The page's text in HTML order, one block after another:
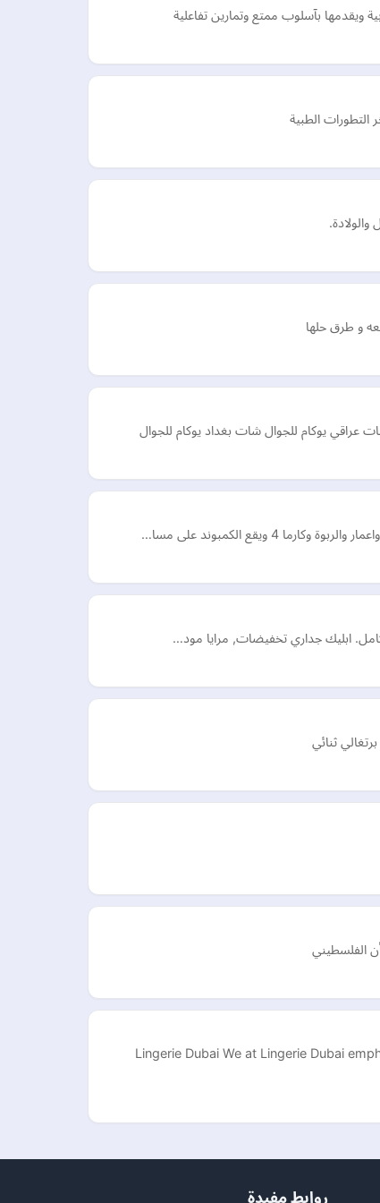
ويقدمها بآسلوب ممتع وتمارين تفاعلية
الطبية
و طرق حلها
عراقي يوكام للجوال شات بغداد يوكام للجوال
الكمبوند على مسا…
متكامل. ابليك جداري تخفيضات, مرايا مود…
ثنائي
الفلسطيني
Lingerie Dubai We at Lingerie Dubai
روابط مفيدة